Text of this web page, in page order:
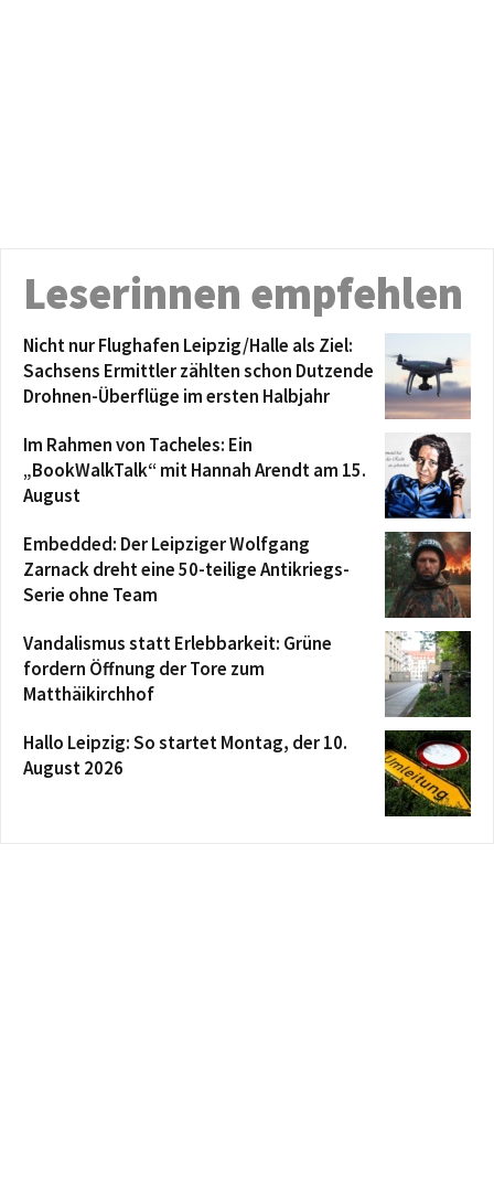
Leserinnen empfehlen
Nicht nur Flughafen Leipzig/Halle als Ziel:
Sachsens Ermittler zählten schon Dutzende
Drohnen-Überflüge im ersten Halbjahr
Im Rahmen von Tacheles: Ein
„BookWalkTalk“ mit Hannah Arendt am 15.
August
Embedded: Der Leipziger Wolfgang
Zarnack dreht eine 50-teilige Antikriegs-
Serie ohne Team
Vandalismus statt Erlebbarkeit: Grüne
fordern Öffnung der Tore zum
Matthäikirchhof
Hallo Leipzig: So startet Montag, der 10.
August 2026